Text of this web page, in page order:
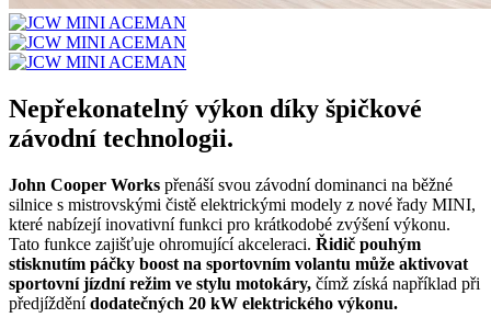
Nepřekonatelný výkon díky špičkové
závodní technologii.
John Cooper Works přenáší svou závodní dominanci na běžné
silnice s mistrovskými čistě elektrickými modely z nové řady MINI,
které nabízejí inovativní funkci pro krátkodobé zvýšení výkonu.
Tato funkce zajišťuje ohromující akceleraci. Řidič pouhým
stisknutím páčky boost na sportovním volantu může aktivovat
sportovní jízdní režim ve stylu motokáry, čímž získá například při
předjížděnídodatečných 20 kW elektrického výkonu.